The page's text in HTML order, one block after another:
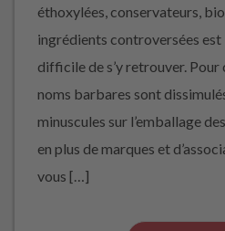
éthoxylées, conservateurs,
ingrédients controversées
difficile de s’y retrouver.
noms barbares sont
minuscules sur l’emballage
en plus de marques et
vous […]